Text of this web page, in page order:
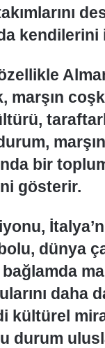
kendilerini
bir
gösterir.
dünya
daha
kültürel
durum